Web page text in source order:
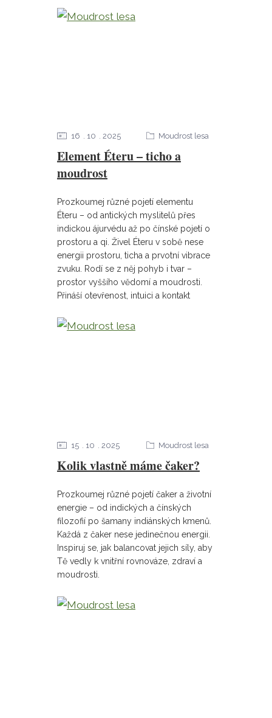
Element Éteru – ticho a
moudrost
16 10 2025 Moudrost lesa
Prozkoumej různé pojetí elementu
Éteru – od antických myslitelů přes
indickou ájurvédu až po čínské pojetí o
prostoru a qi. Živel Éteru v sobě nese
energii prostoru, ticha a prvotní vibrace
zvuku. Rodí se z něj pohyb i tvar –
prostor vyššího vědomí a moudrosti.
Přináší otevřenost, intuici a kontakt
Kolik vlastně máme čaker?
15 10 2025 Moudrost lesa
Prozkoumej různé pojetí čaker a životní
energie – od indických a čínských
filozofií po šamany indiánských kmenů.
Každá z čaker nese jedinečnou energii.
Inspiruj se, jak balancovat jejich síly, aby
Tě vedly k vnitřní rovnováze, zdraví a
moudrosti.